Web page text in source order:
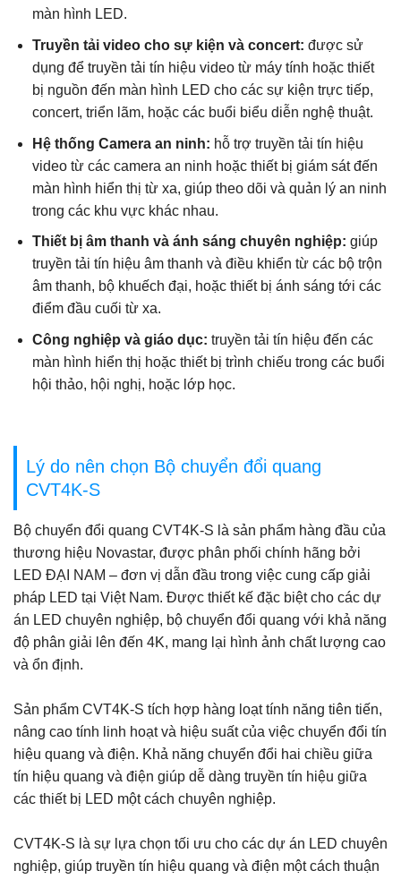
màn hình LED.
Truyền tải video cho sự kiện và concert: được sử
dụng để truyền tải tín hiệu video từ máy tính hoặc thiết
bị nguồn đến màn hình LED cho các sự kiện trực tiếp,
concert, triển lãm, hoặc các buổi biểu diễn nghệ thuật.
Hệ thống Camera an ninh: hỗ trợ truyền tải tín hiệu
video từ các camera an ninh hoặc thiết bị giám sát đến
màn hình hiển thị từ xa, giúp theo dõi và quản lý an ninh
trong các khu vực khác nhau.
Thiết bị âm thanh và ánh sáng chuyên nghiệp: giúp
truyền tải tín hiệu âm thanh và điều khiển từ các bộ trộn
âm thanh, bộ khuếch đại, hoặc thiết bị ánh sáng tới các
điểm đầu cuối từ xa.
Công nghiệp và giáo dục: truyền tải tín hiệu đến các
màn hình hiển thị hoặc thiết bị trình chiếu trong các buổi
hội thảo, hội nghị, hoặc lớp học.
Lý do nên chọn Bộ chuyển đổi quang
CVT4K-S
Bộ chuyển đổi quang CVT4K-S là sản phẩm hàng đầu của
thương hiệu Novastar, được phân phối chính hãng bởi
LED ĐẠI NAM – đơn vị dẫn đầu trong việc cung cấp giải
pháp LED tại Việt Nam. Được thiết kế đặc biệt cho các dự
án LED chuyên nghiệp, bộ chuyển đổi quang với khả năng
độ phân giải lên đến 4K, mang lại hình ảnh chất lượng cao
và ổn định.
Sản phẩm CVT4K-S tích hợp hàng loạt tính năng tiên tiến,
nâng cao tính linh hoạt và hiệu suất của việc chuyển đổi tín
hiệu quang và điện. Khả năng chuyển đổi hai chiều giữa
tín hiệu quang và điện giúp dễ dàng truyền tín hiệu giữa
các thiết bị LED một cách chuyên nghiệp.
CVT4K-S là sự lựa chọn tối ưu cho các dự án LED chuyên
nghiệp, giúp truyền tín hiệu quang và điện một cách thuận